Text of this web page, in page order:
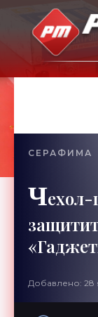
СЕРАФИМА
Чехол-
Добавлено: 28